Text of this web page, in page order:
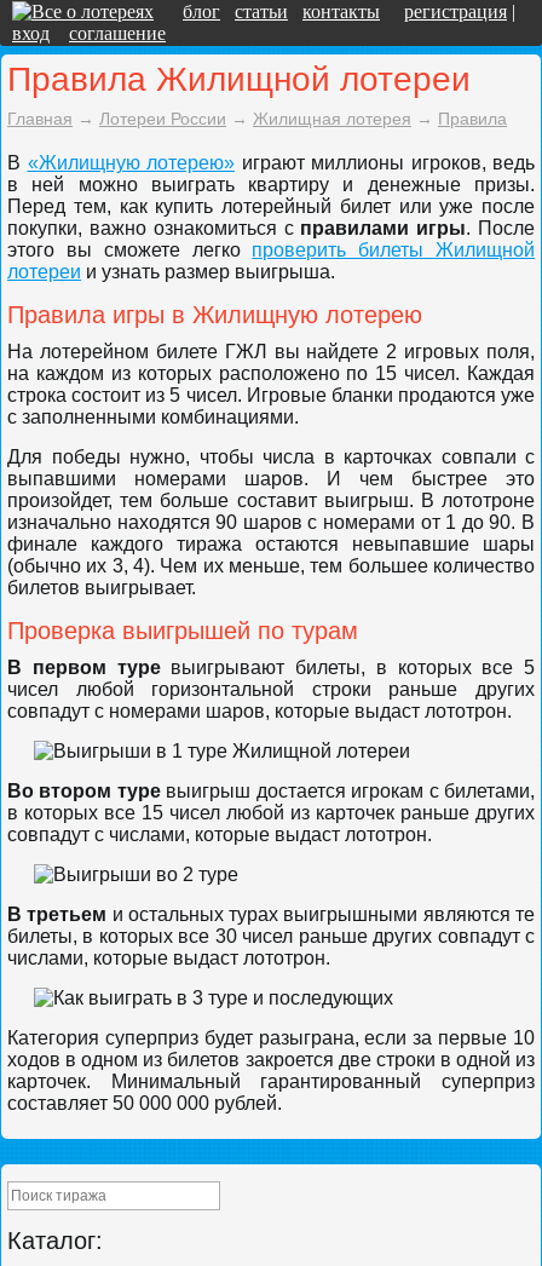
блог статьи контакты регистрация |
вход
соглашение
Правила Жилищной лотереи
Главная → Лотереи России → Жилищная лотерея → Правила
В «Жилищную лотерею» играют миллионы игроков, ведь
в ней можно выиграть квартиру и денежные призы.
Перед тем, как купить лотерейный билет или уже после
покупки, важно ознакомиться с правилами игры. После
этого вы сможете легко проверить билеты Жилищной
лотереи и узнать размер выигрыша.
Правила игры в Жилищную лотерею
На лотерейном билете ГЖЛ вы найдете 2 игровых поля,
на каждом из которых расположено по 15 чисел. Каждая
строка состоит из 5 чисел. Игровые бланки продаются уже
с заполненными комбинациями.
Для победы нужно, чтобы числа в карточках совпали с
выпавшими номерами шаров. И чем быстрее это
произойдет, тем больше составит выигрыш. В лототроне
изначально находятся 90 шаров с номерами от 1 до 90. В
финале каждого тиража остаются невыпавшие шары
(обычно их 3, 4). Чем их меньше, тем большее количество
билетов выигрывает.
Проверка выигрышей по турам
В первом туревыигрывают билеты, в которых все 5
чисел любой горизонтальной строки раньше других
совпадут с номерами шаров, которые выдаст лототрон.
Во втором туревыигрыш достается игрокам с билетами,
в которых все 15 чисел любой из карточек раньше других
совпадут с числами, которые выдаст лототрон.
В третьем и остальных турах выигрышными являются те
билеты, в которых все 30 чисел раньше других совпадут с
числами, которые выдаст лототрон.
Категория суперприз будет разыграна, если за первые 10
ходов в одном из билетов закроется две строки в одной из
карточек. Минимальный гарантированный суперприз
составляет 50 000 000 рублей.
Каталог: